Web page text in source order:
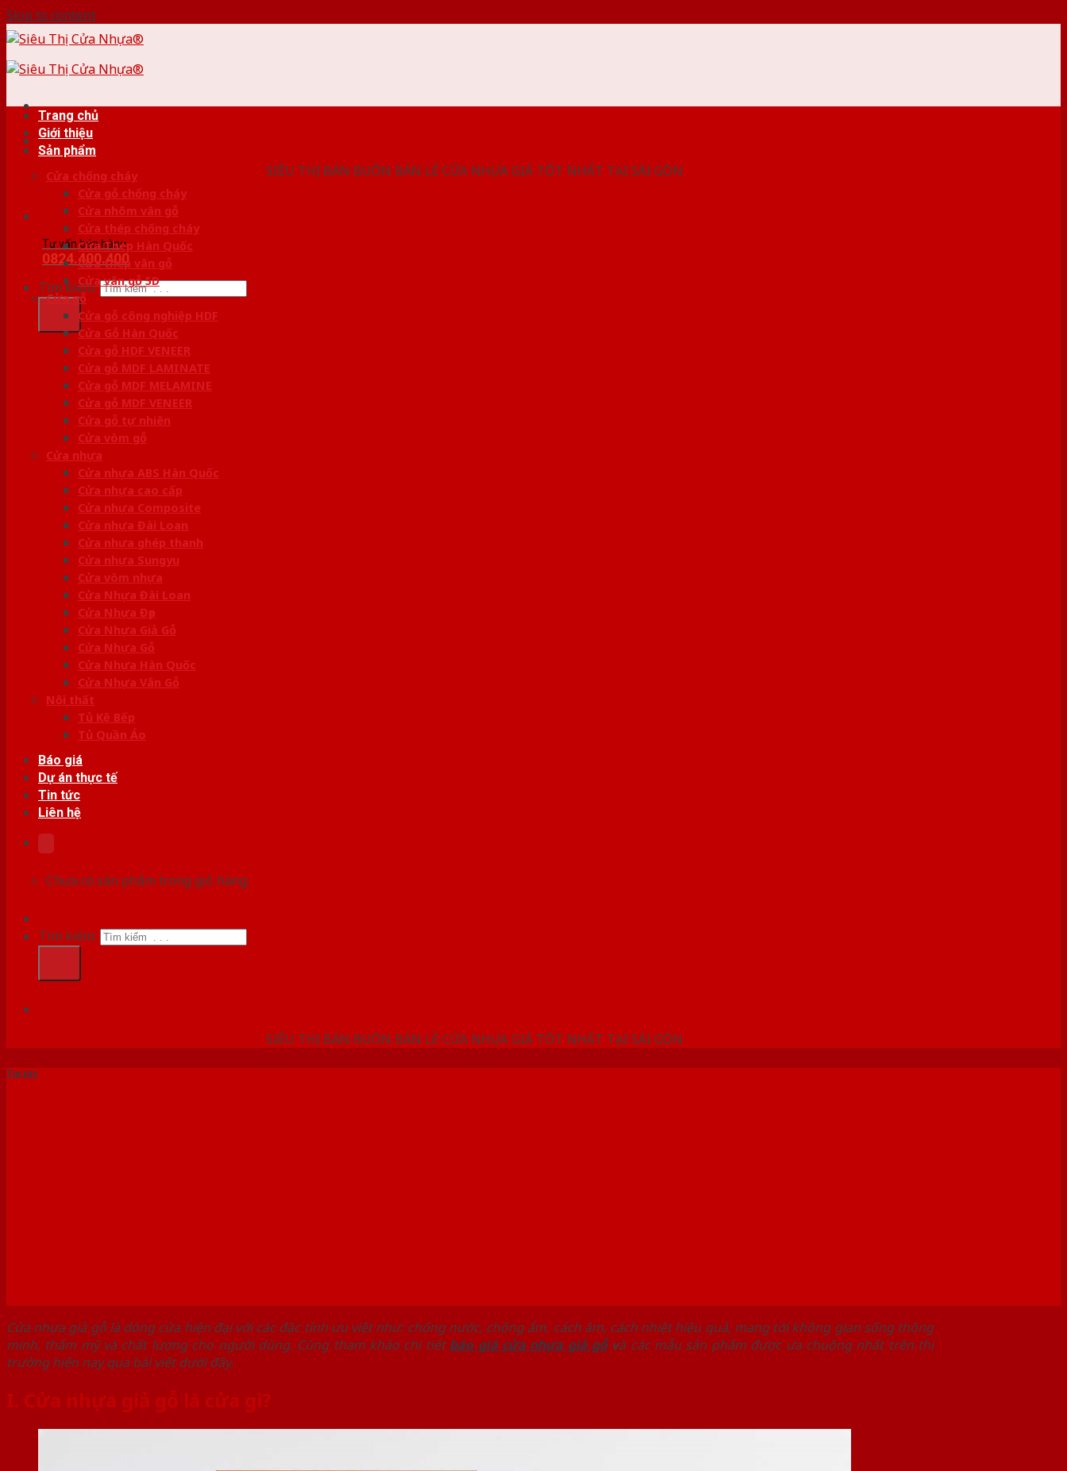
Skip to content
SIÊU THỊ BÁN BUÔN BÁN LẺ CỬA NHỰA GIÁ TỐT NHẤT TẠI SÀI GÒN
Tư vấn bán hàng
0824.400.400
Tìm kiếm:
Trang chủ
Giới thiệu
Sản phẩm
Cửa chống cháy
Cửa gỗ chống cháy
Cửa nhôm vân gỗ
Cửa thép chống cháy
Cửa Thép Hàn Quốc
Cửa thép vân gỗ
Cửa vân gỗ 5D
Cửa gỗ
Cửa gỗ công nghiệp HDF
Cửa Gỗ Hàn Quốc
Cửa gỗ HDF VENEER
Cửa gỗ MDF LAMINATE
Cửa gỗ MDF MELAMINE
Cửa gỗ MDF VENEER
Cửa gỗ tự nhiên
Cửa vòm gỗ
Cửa nhựa
Cửa nhựa ABS Hàn Quốc
Cửa nhựa cao cấp
Cửa nhựa Composite
Cửa nhựa Đài Loan
Cửa nhựa ghép thanh
Cửa nhựa Sungyu
Cửa vòm nhựa
Cửa Nhựa Đài Loan
Cửa Nhựa Đẹp
Cửa Nhựa Giả Gỗ
Cửa Nhựa Gỗ
Cửa Nhựa Hàn Quốc
Cửa Nhựa Vân Gỗ
Nội thất
Tủ Kệ Bếp
Tủ Quần Áo
Báo giá
Dự án thực tế
Tin tức
Liên hệ
Chưa có sản phẩm trong giỏ hàng.
Tìm kiếm:
SIÊU THỊ BÁN BUÔN BÁN LẺ CỬA NHỰA GIÁ TỐT NHẤT TẠI SÀI GÒN
Tin tức
Cửa nhựa giả gỗ là dòng cửa hiện đại với các đặc tính ưu việt như: chống nước, chống ẩm, cách âm, cách nhiệt hiệu quả, mang tới không gian sống thông
minh, thẩm mỹ và chất lượng cho người dùng. Cùng tham khảo chi tiếtbáo giá cửa nhựa giả gỗvà các mẫu sản phẩm được ưa chuộng nhất trên thị
trường hiện nay qua bài viết dưới đây.
I. Cửa nhựa giả gỗ là cửa gì?